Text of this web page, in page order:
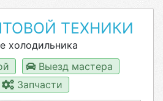
ТЕХНИКИ
холодильника
Выезд мастера
Запчасти